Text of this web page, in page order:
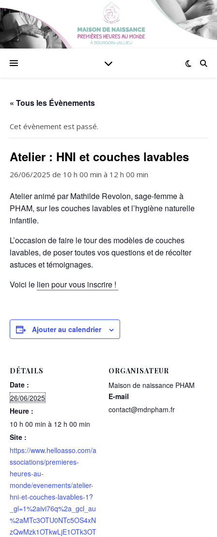
« Tous les Évènements
Cet évènement est passé.
Atelier : HNI et couches lavables
26/06/2025 de 10 h 00 min à 12 h 00 min
Atelier animé par Mathilde Revolon, sage-femme à
PHAM, sur les couches lavables et l’hygiène naturelle
infantile.
L’occasion de faire le tour des modèles de couches
lavables, de poser toutes vos questions et de récolter
astuces et témoignages.
Voici le lien pour vous inscrire !
Ajouter au calendrier
DÉTAILS
Date :
26/06/2025
Heure :
10 h 00 min à 12 h 00 min
Site :
https://www.helloasso.com/a
ssociations/premieres-
heures-au-
monde/evenements/atelier-
hni-et-couches-lavables-1?
_gl=1%2aivi76q%2a_gcl_au
%2aMTc3OTU0NTc5OS4xN
zQwMzk1OTkwLjE1OTk3OT
ORGANISATEUR
Maison de naissance PHAM
E-mail
contact@mdnpham.fr